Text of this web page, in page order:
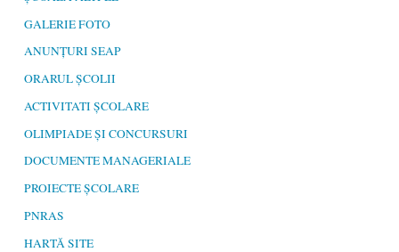
GALERIE FOTO
ANUNȚURI SEAP
ORARUL ȘCOLII
ACTIVITATI ȘCOLARE
OLIMPIADE ȘI CONCURSURI
DOCUMENTE MANAGERIALE
PROIECTE ȘCOLARE
PNRAS
HARTĂ SITE